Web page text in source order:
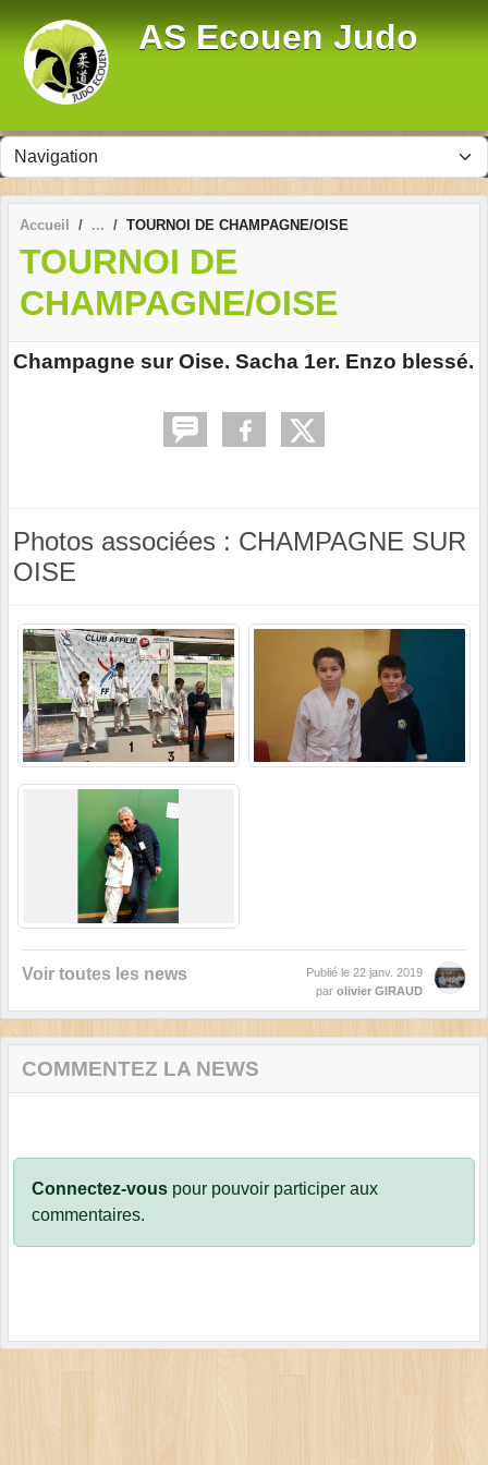
AS Ecouen Judo
Accueil TOURNOI DE CHAMPAGNE/OISE
TOURNOI DE
CHAMPAGNE/OISE
Champagne sur Oise. Sacha 1er. Enzo blessé.
Photos associées : CHAMPAGNE SUR
OISE
Voir toutes les news Publié le 22 janv. 2019
par olivier GIRAUD
COMMENTEZ LA NEWS
Connectez-vous pour pouvoir participer aux
commentaires.